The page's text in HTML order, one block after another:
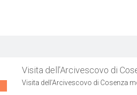
Visita dell’Arcivescovo di
Visita dell’Arcivescovo di Cosenza